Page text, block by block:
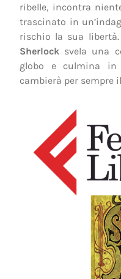
ribelle, incontra
trascinato in
rischio la sua
Sherlock svela una
globo e culmina in
cambierà per sempre